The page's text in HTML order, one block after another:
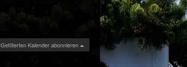
Gefilterten Kalender abonnieren